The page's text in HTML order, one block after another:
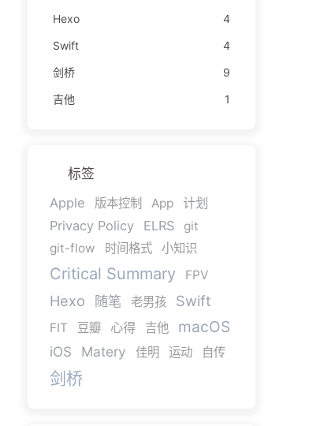
Hexo
4
Swift
4
剑桥
9
吉他
1
标签
Apple
版本控制 App
计划
Privacy Policy
ELRS
git
git-flow
时间格式 小知识
Critical Summary FPV
Hexo 随笔 老男孩 Swift
FIT 豆瓣 心得 吉他 macOS
iOS Matery 佳明 运动 自传
剑桥